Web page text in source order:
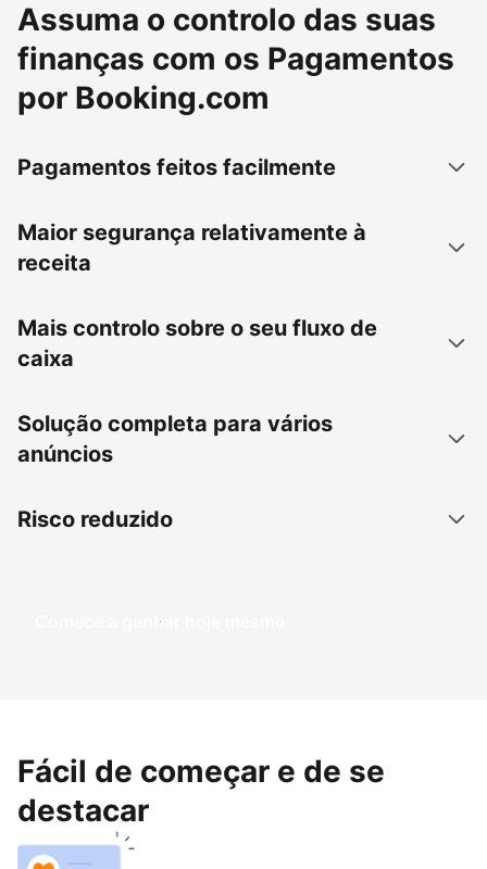
Assuma o controlo das suas
finanças com os Pagamentos
por Booking.com
Pagamentos feitos facilmente
Maior segurança relativamente à
receita
Mais controlo sobre o seu fluxo de
caixa
Solução completa para vários
anúncios
Risco reduzido
Comece a ganhar hoje mesmo
Fácil de começar e de se
destacar